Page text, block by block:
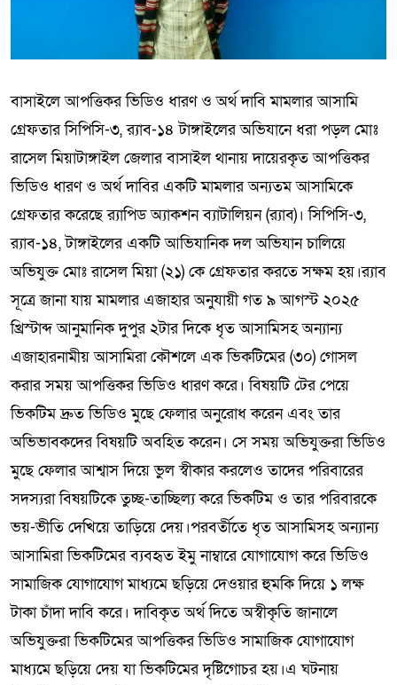
বাসাইলে আপত্তিকর ভিডিও ধারণ ও অর্থ দাবি মামলার আসামি
গ্রেফতার সিপিসি-৩, র‌্যাব-১৪ টাঙ্গাইলের অভিযানে ধরা পড়ল মোঃ
রাসেল মিয়াটাঙ্গাইল জেলার বাসাইল থানায় দায়েরকৃত আপত্তিকর
ভিডিও ধারণ ও অর্থ দাবির একটি মামলার অন্যতম আসামিকে
গ্রেফতার করেছে র‍্যাপিড অ্যাকশন ব্যাটালিয়ন (র‌্যাব)। সিপিসি-৩,
র‌্যাব-১৪, টাঙ্গাইলের একটি আভিযানিক দল অভিযান চালিয়ে
অভিযুক্ত মোঃ রাসেল মিয়া (২১) কে গ্রেফতার করতে সক্ষম হয়।র‌্যাব
সূত্রে জানা যায় মামলার এজাহার অনুযায়ী গত ৯ আগস্ট ২০২৫
খ্রিস্টাব্দ আনুমানিক দুপুর ২টার দিকে ধৃত আসামিসহ অন্যান্য
এজাহারনামীয় আসামিরা কৌশলে এক ভিকটিমের (৩০) গোসল
করার সময় আপত্তিকর ভিডিও ধারণ করে। বিষয়টি টের পেয়ে
ভিকটিম দ্রুত ভিডিও মুছে ফেলার অনুরোধ করেন এবং তার
অভিভাবকদের বিষয়টি অবহিত করেন। সে সময় অভিযুক্তরা ভিডিও
মুছে ফেলার আশ্বাস দিয়ে ভুল স্বীকার করলেও তাদের পরিবারের
সদস্যরা বিষয়টিকে তুচ্ছ-তাচ্ছিল্য করে ভিকটিম ও তার পরিবারকে
ভয়-ভীতি দেখিয়ে তাড়িয়ে দেয়।পরবর্তীতে ধৃত আসামিসহ অন্যান্য
আসামিরা ভিকটিমের ব্যবহৃত ইমু নাম্বারে যোগাযোগ করে ভিডিও
সামাজিক যোগাযোগ মাধ্যমে ছড়িয়ে দেওয়ার হুমকি দিয়ে ১ লক্ষ
টাকা চাঁদা দাবি করে। দাবিকৃত অর্থ দিতে অস্বীকৃতি জানালে
অভিযুক্তরা ভিকটিমের আপত্তিকর ভিডিও সামাজিক যোগাযোগ
মাধ্যমে ছড়িয়ে দেয় যা ভিকটিমের দৃষ্টিগোচর হয়।এ ঘটনায়